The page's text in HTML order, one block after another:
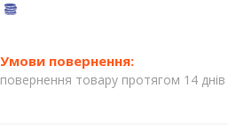
повернення товару протягом 14 днів